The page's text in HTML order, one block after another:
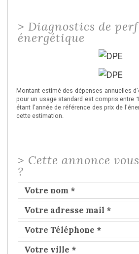
> Diagnostics de
énergétique
Montant estimé des dépenses annuelles
pour un usage standard est compris entre
étant l'année de référence des prix de
cette estimation.
> Cette annonce
?